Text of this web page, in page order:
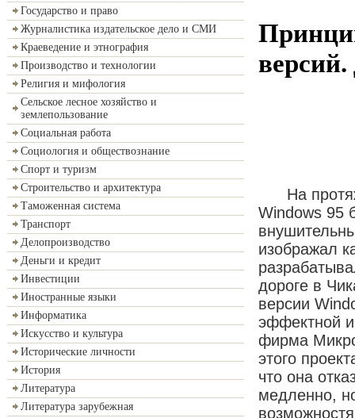
Государство и право
Журналистика издательское дело и СМИ
Краеведение и этнография
Производство и технологии
Религия и мифология
Сельское лесное хозяйство и
землепользование
Социальная работа
Социология и обществознание
Спорт и туризм
Строительство и архитектура
Таможенная система
Транспорт
Делопроизводство
Деньги и кредит
Инвестиции
Иностранные языки
Информатика
Искусство и культура
Исторические личности
История
Литература
Литература зарубежная
На
Windows 95
изображал
дороге в
версии
эффектной
фирма
этого
что она
медленно,